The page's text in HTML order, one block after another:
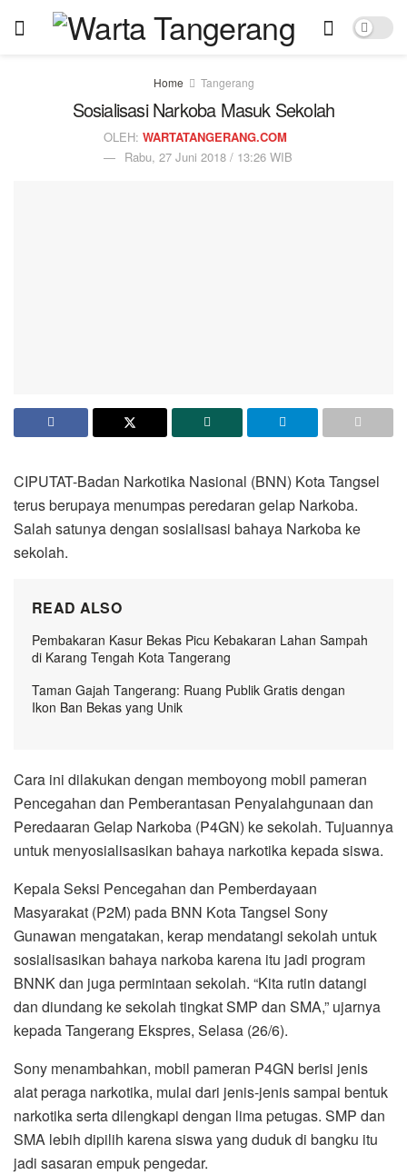
Home Tangerang
Sosialisasi Narkoba Masuk Sekolah
OLEH: WARTATANGERANG.COM
Rabu, 27 Juni 2018 / 13:26 WIB
CIPUTAT-Badan Narkotika Nasional (BNN) Kota Tangsel
terus berupaya menumpas peredaran gelap Narkoba.
Salah satunya dengan sosialisasi bahaya Narkoba ke
sekolah.
READ ALSO
Pembakaran Kasur Bekas Picu Kebakaran Lahan Sampah
di Karang Tengah Kota Tangerang
Taman Gajah Tangerang: Ruang Publik Gratis dengan
Ikon Ban Bekas yang Unik
Cara ini dilakukan dengan memboyong mobil pameran
Pencegahan dan Pemberantasan Penyalahgunaan dan
Peredaaran Gelap Narkoba (P4GN) ke sekolah. Tujuannya
untuk menyosialisasikan bahaya narkotika kepada siswa.
Kepala Seksi Pencegahan dan Pemberdayaan
Masyarakat (P2M) pada BNN Kota Tangsel Sony
Gunawan mengatakan, kerap mendatangi sekolah untuk
sosialisasikan bahaya narkoba karena itu jadi program
BNNK dan juga permintaan sekolah. “Kita rutin datangi
dan diundang ke sekolah tingkat SMP dan SMA,” ujarnya
kepada Tangerang Ekspres, Selasa (26/6).
Sony menambahkan, mobil pameran P4GN berisi jenis
alat peraga narkotika, mulai dari jenis-jenis sampai bentuk
narkotika serta dilengkapi dengan lima petugas. SMP dan
SMA lebih dipilih karena siswa yang duduk di bangku itu
jadi sasaran empuk pengedar.